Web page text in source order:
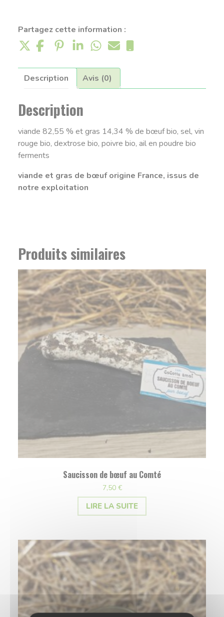
Partagez cette information :
Description Avis (0)
Description
viande 82,55 % et gras 14,34 % de bœuf bio, sel, vin
rouge bio, dextrose bio, poivre bio, ail en poudre bio
ferments
viande et gras de bœuf origine France, issus de
notre exploitation
Produits similaires
Saucisson de bœuf au Comté
7,50 €
LIRE LA SUITE